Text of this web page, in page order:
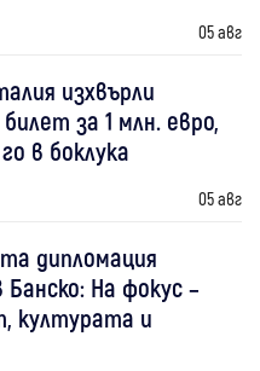
05 авг
изхвърли
за 1 млн. евро,
в боклука
05 авг
дипломация
На фокус –
културата и